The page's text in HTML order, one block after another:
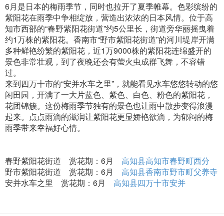
6月是日本的梅雨季节，同时也拉开了夏季帷幕。色彩缤纷的
紫阳花在雨季中争相绽放，营造出浓浓的日本风情。位于高
知市西部的“春野紫阳花街道”约5公里长，街道旁华丽摇曳着
约1万株的紫阳花。香南市“野市紫阳花街道”的河川堤岸开满
多种鲜艳纷繁的紫阳花，近1万9000株的紫阳花连绵盛开的
景色非常壮观，到了夜晚还会有萤火虫成群飞舞，不容错
过。
来到四万十市的“安并水车之里”，就能看见水车悠悠转动的悠
闲田园，开满了一大片蓝色、紫色、白色、粉色的紫阳花，
花团锦簇。这份梅雨季节独有的景色也让雨中散步变得浪漫
起来。点点雨滴的滋润让紫阳花更显娇艳欲滴，为郁闷的梅
雨季带来幸福好心情。
春野紫阳花街道 赏花期：6月 高知县高知市春野町西分
野市紫阳花街道 赏花期：6月 高知县香南市野市町父养寺
安并水车之里 赏花期：6月 高知县四万十市安并